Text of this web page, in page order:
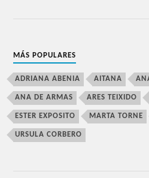
MÁS POPULARES
ADRIANA ABENIA AITANA
ANA DE ARMAS ARES TEIXIDO
ESTER EXPOSITO MARTA TORNE
URSULA CORBERO